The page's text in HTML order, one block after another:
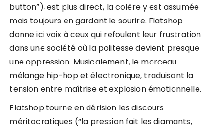
button”), est plus direct, la colère y est assumée
mais toujours en gardant le sourire. Flatshop
donne ici voix à ceux qui refoulent leur frustration
dans une société où la politesse devient presque
une oppression. Musicalement, le morceau
mélange hip-hop et électronique, traduisant la
tension entre maîtrise et explosion émotionnelle.
Flatshop tourne en dérision les discours
méritocratiques (“la pression fait les diamants,